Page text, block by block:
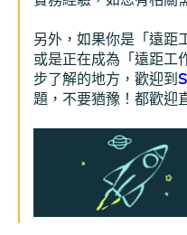
另外，如果你是「遠距
或是正在成為「遠距工
步了解的地方，歡迎到
題，不要猶豫！都歡迎